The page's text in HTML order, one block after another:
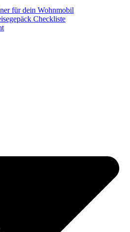
für dein Wohnmobil
Checkliste